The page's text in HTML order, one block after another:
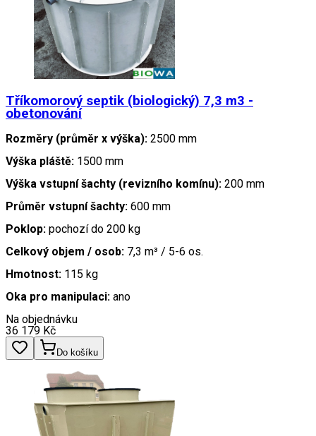
Tříkomorový septik (biologický) 7,3 m3 -
obetonování
Rozměry (průměr x výška): 2500 mm
Výška pláště: 1500 mm
Výška vstupní šachty (revizního komínu): 200 mm
Průměr vstupní šachty: 600 mm
Poklop: pochozí do 200 kg
Celkový objem / osob: 7,3 m³ / 5-6 os.
Hmotnost: 115 kg
Oka pro manipulaci: ano
Na objednávku
36 179 Kč
Do košíku